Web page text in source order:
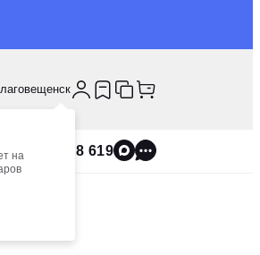
на
8 800 555 8 619